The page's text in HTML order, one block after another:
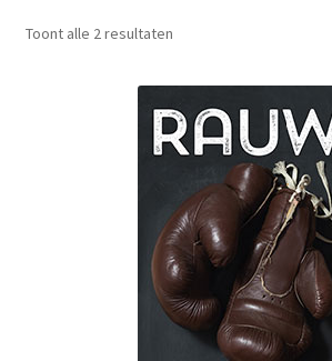
Contact
Toont alle 2 resultaten